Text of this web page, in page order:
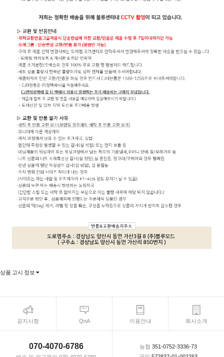
상품 고시 정보
공지사항 QnA 이용안내 회사소개
070-4070-6786 농협 351-0752-3336-73